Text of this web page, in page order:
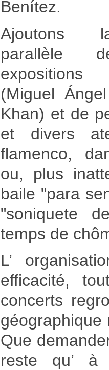
Benítez.
Ajoutons
parallèle
(Miguel
Khan) et de
et divers
flamenco,
ou, plus
baile "para
"soniquete
temps de
L’
efficacité,
concerts
géographique
Que
reste qu’